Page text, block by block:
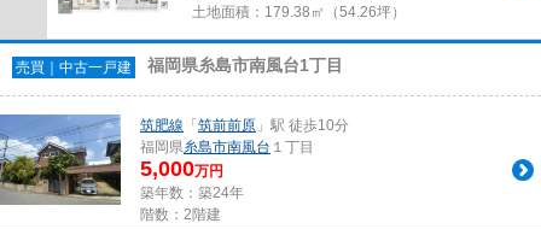
土地面積： 179.38㎡（54.26坪）
売買｜中古一戸建 福岡県糸島市南風台1丁目
筑肥線 「 筑前前原 」駅 徒歩10分
福岡県糸島市南風台 １丁目
5,000万円
築年数：築24年
階数：2階建